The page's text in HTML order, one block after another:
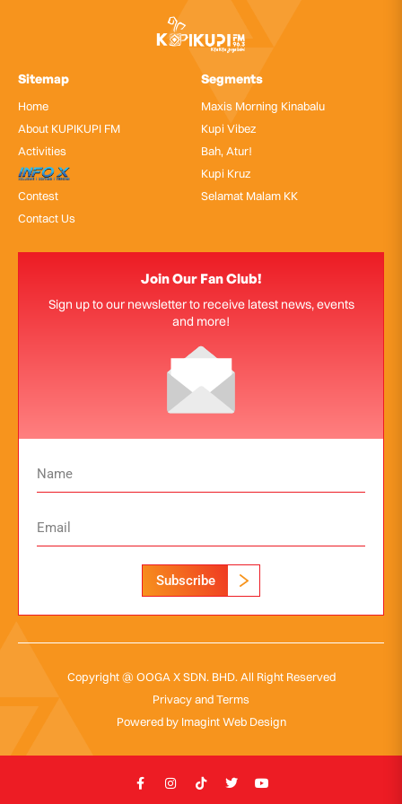
Sitemap
Home
About KUPIKUPI FM
Activities
InfoX
Contest
Contact Us
Segments
Maxis Morning Kinabalu
Kupi Vibez
Bah, Atur!
Kupi Kruz
Selamat Malam KK
Join Our Fan Club!
Sign up to our newsletter to receive latest news, events
and more!
Subscribe
Copyright @ OOGA X SDN. BHD. All Right Reserved
Privacy and Terms
Powered by Imagint Web Design